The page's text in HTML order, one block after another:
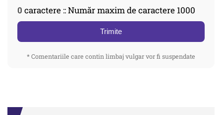
0 caractere :: Număr maxim de caractere 1000
Trimite
* Comentariile care contin limbaj vulgar vor fi suspendate